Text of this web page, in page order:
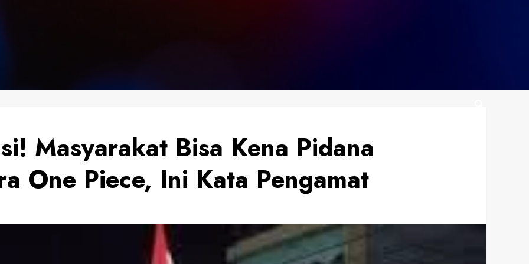
Masyarakat Bisa Kena Pidana
One Piece, Ini Kata Pengamat